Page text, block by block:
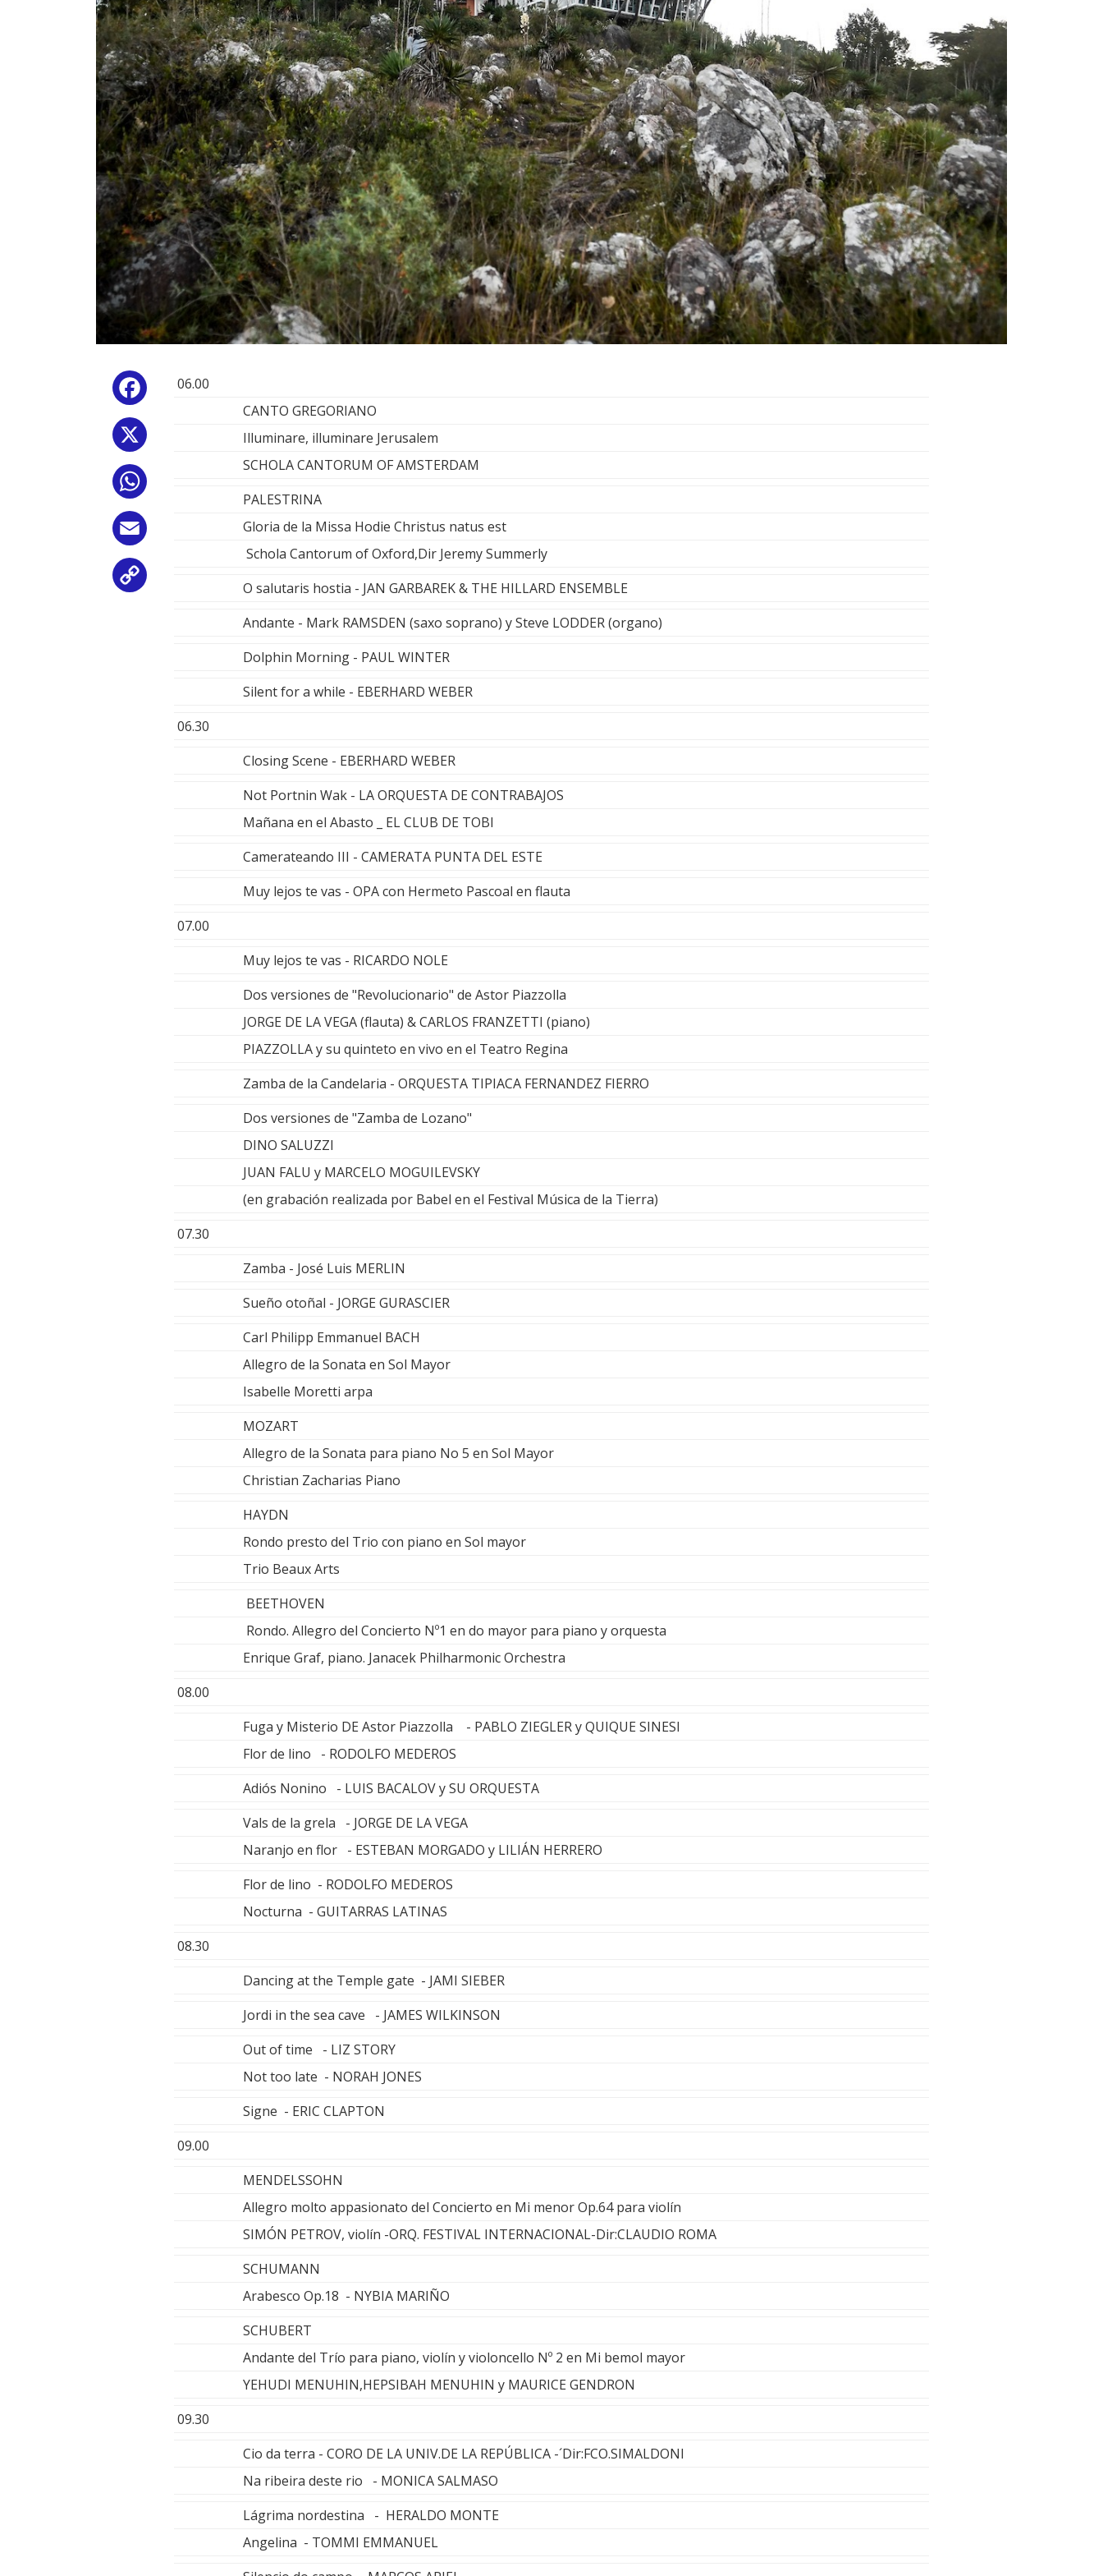
Facebook
06.00
CANTO GREGORIANO
Illuminare, illuminare Jerusalem
SCHOLA CANTORUM OF AMSTERDAM
PALESTRINA
Gloria de la Missa Hodie Christus natus est
Schola Cantorum of Oxford,Dir Jeremy Summerly
O salutaris hostia - JAN GARBAREK & THE HILLARD ENSEMBLE
Andante - Mark RAMSDEN (saxo soprano) y Steve LODDER (organo)
Dolphin Morning - PAUL WINTER
Silent for a while - EBERHARD WEBER
06.30
Closing Scene - EBERHARD WEBER
Not Portnin Wak - LA ORQUESTA DE CONTRABAJOS
Mañana en el Abasto _ EL CLUB DE TOBI
Camerateando III - CAMERATA PUNTA DEL ESTE
Muy lejos te vas - OPA con Hermeto Pascoal en flauta
07.00
Muy lejos te vas - RICARDO NOLE
Dos versiones de "Revolucionario" de Astor Piazzolla
JORGE DE LA VEGA (flauta) & CARLOS FRANZETTI (piano)
PIAZZOLLA y su quinteto en vivo en el Teatro Regina
Zamba de la Candelaria - ORQUESTA TIPIACA FERNANDEZ FIERRO
Dos versiones de "Zamba de Lozano"
DINO SALUZZI
JUAN FALU y MARCELO MOGUILEVSKY
(en grabación realizada por Babel en el Festival Música de la Tierra)
07.30
Zamba - José Luis MERLIN
Sueño otoñal - JORGE GURASCIER
Carl Philipp Emmanuel BACH
Allegro de la Sonata en Sol Mayor
Isabelle Moretti arpa
MOZART
Allegro de la Sonata para piano No 5 en Sol Mayor
Christian Zacharias Piano
HAYDN
Rondo presto del Trio con piano en Sol mayor
Trio Beaux Arts
BEETHOVEN
Rondo. Allegro del Concierto Nº1 en do mayor para piano y orquesta
Enrique Graf, piano. Janacek Philharmonic Orchestra
08.00
Fuga y Misterio DE Astor Piazzolla - PABLO ZIEGLER y QUIQUE SINESI
Flor de lino - RODOLFO MEDEROS
Adiós Nonino - LUIS BACALOV y SU ORQUESTA
Vals de la grela - JORGE DE LA VEGA
Naranjo en flor - ESTEBAN MORGADO y LILIÁN HERRERO
Flor de lino - RODOLFO MEDEROS
Nocturna - GUITARRAS LATINAS
08.30
Dancing at the Temple gate - JAMI SIEBER
Jordi in the sea cave - JAMES WILKINSON
Out of time - LIZ STORY
Not too late - NORAH JONES
Signe - ERIC CLAPTON
09.00
MENDELSSOHN
Allegro molto appasionato del Concierto en Mi menor Op.64 para violín
SIMÓN PETROV, violín -ORQ. FESTIVAL INTERNACIONAL-Dir:CLAUDIO ROMA
SCHUMANN
Arabesco Op.18 - NYBIA MARIÑO
SCHUBERT
Andante del Trío para piano, violín y violoncello Nº 2 en Mi bemol mayor
YEHUDI MENUHIN,HEPSIBAH MENUHIN y MAURICE GENDRON
09.30
Cio da terra - CORO DE LA UNIV.DE LA REPÚBLICA -´Dir:FCO.SIMALDONI
Na ribeira deste rio - MONICA SALMASO
Lágrima nordestina - HERALDO MONTE
Angelina - TOMMI EMMANUEL